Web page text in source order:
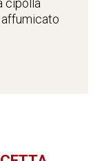
cipolla